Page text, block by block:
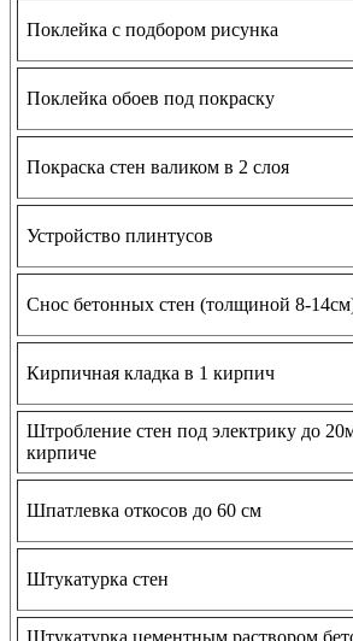
Поклейка с подбором рисунка
Поклейка обоев под покраску
Покраска стен валиком в 2 слоя
Устройство плинтусов
Снос бетонных стен (толщиной 8-
Кирпичная кладка в 1 кирпич
Штробление стен под электрику до
кирпиче
Шпатлевка откосов до 60 см
Штукатурка стен